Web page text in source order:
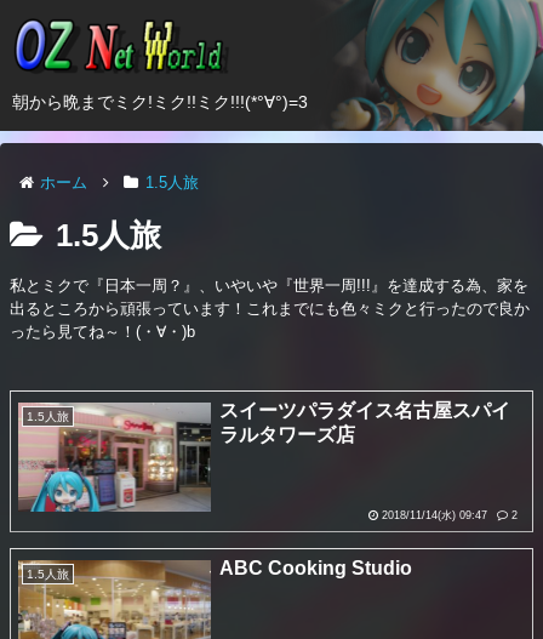
朝から晩までミク!ミク!!ミク!!!(*°∀°)=3
ホーム 1.5人旅
1.5人旅
私とミクで『日本一周？』、いやいや『世界一周!!!』を達成する為、家を
出るところから頑張っています！これまでにも色々ミクと行ったので良か
ったら見てね～！(・∀・)b
1.5人旅
スイーツパラダイス名古屋スパイ
ラルタワーズ店
2018/11/14(水) 09:47 2
1.5人旅 ABC Cooking Studio